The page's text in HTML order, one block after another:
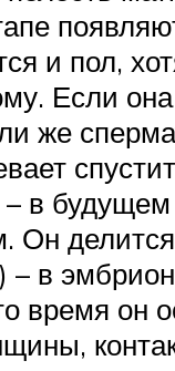
и пол,
Если она
же
– в
Он
– в
время он